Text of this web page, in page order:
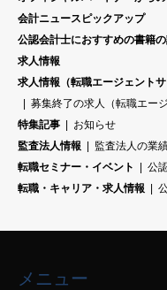
会計ニュースピックアップ
公認会計士におすすめの書籍
求人情報
求人情報（転職エージェントサ
募集終了の求人（転職エー
特集記事
お知らせ
監査法人情報
監査法人の業
転職セミナー・イベント
公
転職・キャリア・求人情報
メニュー